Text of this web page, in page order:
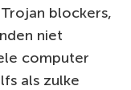
blockers,
niet
computer
als zulke